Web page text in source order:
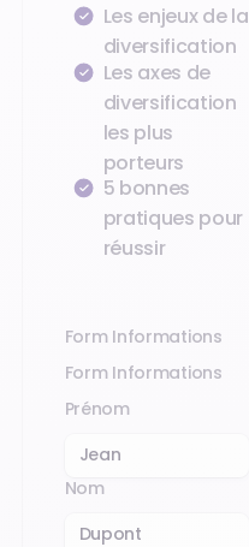
Les enjeux de la
diversification
Les axes de
diversification
les plus
porteurs
5 bonnes
pratiques pour
réussir
Form Informations
Form Informations
Prénom
Nom